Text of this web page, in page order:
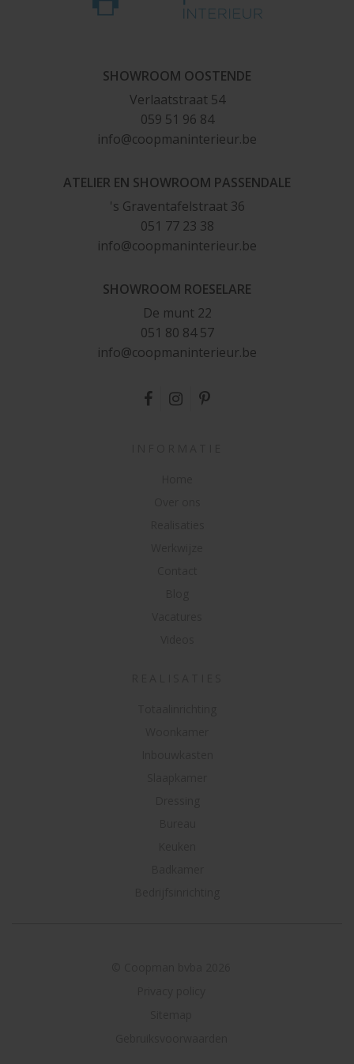
SHOWROOM OOSTENDE
Verlaatstraat 54
059 51 96 84
info@coopmaninterieur.be
ATELIER EN SHOWROOM PASSENDALE
's Graventafelstraat 36
051 77 23 38
info@coopmaninterieur.be
SHOWROOM ROESELARE
De munt 22
051 80 84 57
info@coopmaninterieur.be